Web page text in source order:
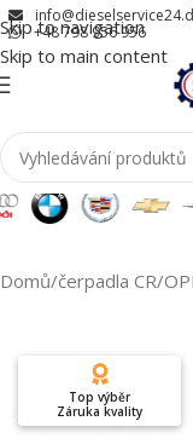
Skip to navigation
Skip to main content
+48 798 956 956
Domů/čerpadla CR/
Top výběr
Záruka kvality